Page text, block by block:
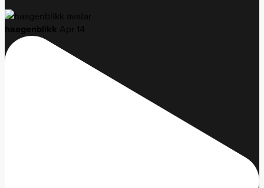
haagenblikk Apr 14